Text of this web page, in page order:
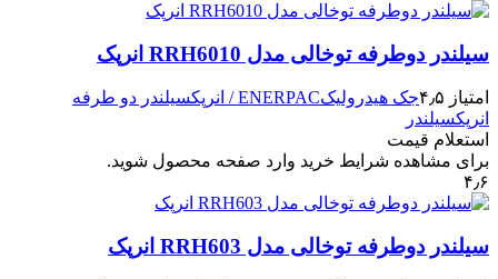
سیلندر دوطرفه توخالی مدل RRH6010 انرپک
امتیاز ۴٫۵ جک هیدرولیکENERPAC / انرپک
سیلندر دو طرفه
انرپکسیلندر
استعلام قیمت
برای مشاهده شرایط خرید وارد صفحه محصول شوید.
۴٫۶
سیلندر دوطرفه توخالی مدل RRH603 انرپک